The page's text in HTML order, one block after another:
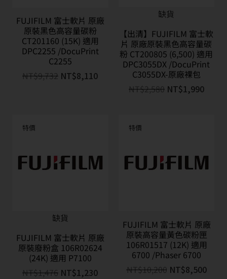
FUJIFILM 富士軟片 原廠
原裝黑色高容量碳粉
CT201160 (15K) 適用
DPC2255 /DocuPrint
C2255
NT$9,732 NT$8,110
缺貨
【出清】FUJIFILM 富士軟
片 原廠原裝黑色高容量碳
粉 CT200805 (6,500) 適用
DPC3055DX /DocuPrint
C3055DX-原廠裸包
NT$2,580 NT$1,990
特價
缺貨
FUJIFILM 富士軟片 原廠
原裝廢粉盒 106R02624
(24K) 適用 P7100
NT$ 1,476 NT$1,230
特價
FUJIFILM 富士軟片 原廠
原裝高容量黃色碳粉匣
106R01517 (12K) 適用
6700 /Phaser 6700
NT$ 10,200 NT$8,500